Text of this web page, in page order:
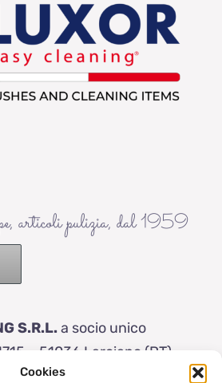
Cookies
articoli pulizia, dal 1959
S.R.L.a socio unico
– 51036 Larciano (PT)